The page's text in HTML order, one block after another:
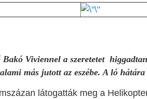
Bakó Viviennel a szeretetet
más jutott az eszébe. A ló
látogatták meg a